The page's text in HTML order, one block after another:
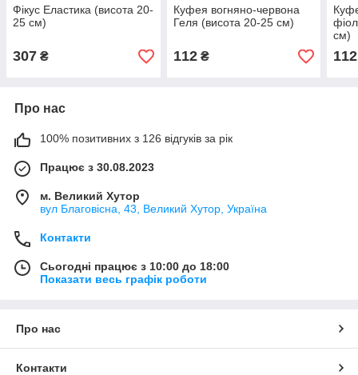
Фікус Еластика (висота 20-
25 см)
307 ₴
Куфея вогняно-червона
Геля (висота 20-25 см)
112₴
см)
112
Про нас
100% позитивних з 126 відгуків за рік
Працює з 30.08.2023
м. Великий Хутор
вул Благовісна, 43, Великий Хутор, Україна
Контакти
Сьогодні працює з 10:00 до 18:00
Показати весь графік роботи
Про нас
Контакти